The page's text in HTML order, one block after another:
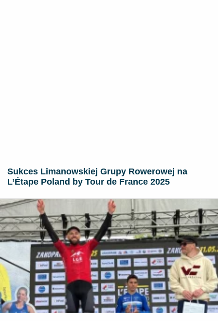
Sukces Limanowskiej Grupy Rowerowej na
L’Étape Poland by Tour de France 2025